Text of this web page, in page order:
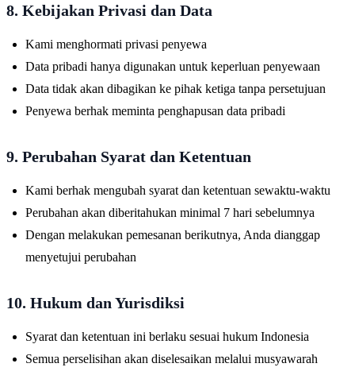
8. Kebijakan Privasi dan Data
Kami menghormati privasi penyewa
Data pribadi hanya digunakan untuk keperluan penyewaan
Data tidak akan dibagikan ke pihak ketiga tanpa persetujuan
Penyewa berhak meminta penghapusan data pribadi
9. Perubahan Syarat dan Ketentuan
Kami berhak mengubah syarat dan ketentuan sewaktu-waktu
Perubahan akan diberitahukan minimal 7 hari sebelumnya
Dengan melakukan pemesanan berikutnya, Anda dianggap
menyetujui perubahan
10. Hukum dan Yurisdiksi
Syarat dan ketentuan ini berlaku sesuai hukum Indonesia
Semua perselisihan akan diselesaikan melalui musyawarah